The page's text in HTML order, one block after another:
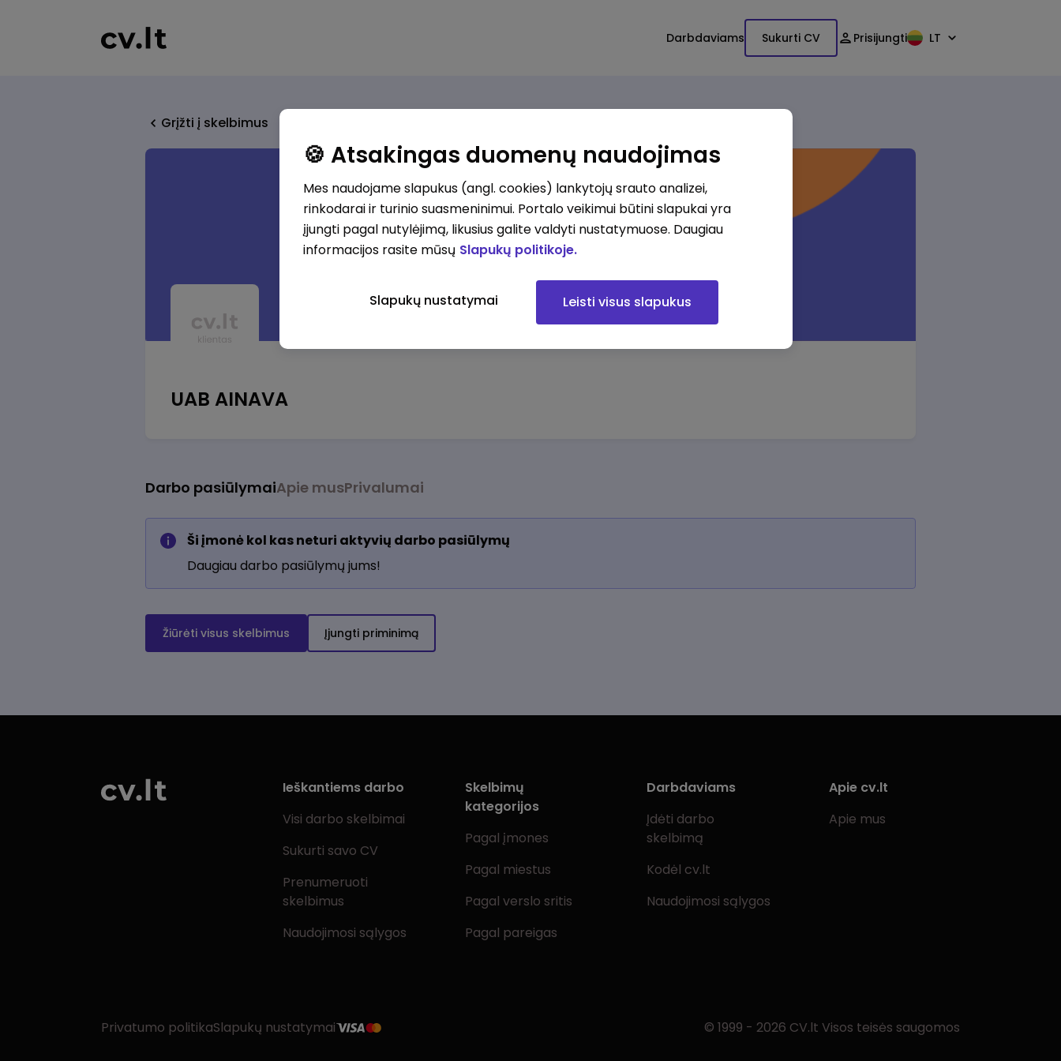
Darbdaviams Sukurti CV Prisijungti LT
Grįžti į skelbimus
UAB AINAVA
Darbo pasiūlymaiApie musPrivalumai
Ši įmonė kol kas neturi aktyvių darbo pasiūlymų
Daugiau darbo pasiūlymų jums!
Žiūrėti visus skelbimus Įjungti priminimą
Ieškantiems darbo
Visi darbo skelbimai
Sukurti savo CV
Prenumeruoti
skelbimus
Naudojimosi sąlygos
Skelbimų
kategorijos
Pagal įmones
Pagal miestus
Pagal verslo sritis
Pagal pareigas
Darbdaviams
Įdėti darbo
skelbimą
Kodėl cv.lt
Naudojimosi sąlygos
Apie cv.lt
Apie mus
Privatumo politikaSlapukų nustatymai © 1999 - 2026 CV.lt Visos teisės saugomos
🍪 Atsakingas duomenų naudojimas
Mes naudojame slapukus (angl. cookies) lankytojų srauto analizei,
rinkodarai ir turinio suasmeninimui. Portalo veikimui būtini slapukai yra
įjungti pagal nutylėjimą, likusius galite valdyti nustatymuose. Daugiau
informacijos rasite mūsų Slapukų politikoje.
Slapukų nustatymai Leisti visus slapukus